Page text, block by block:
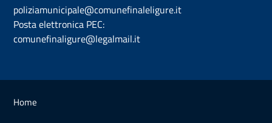
poliziamunicipale@comunefinaleligure.it
Posta elettronica PEC:
comunefinaligure@legalmail.it
Home